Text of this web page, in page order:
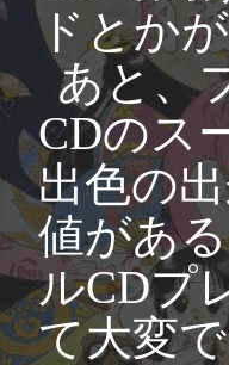
ドとか
あと、
CDのス
出色の
値があ
ルCDプ
て大変